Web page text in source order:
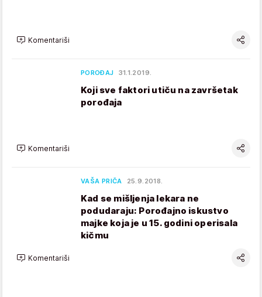
Komentariši
POROĐAJ 31.1.2019.
Koji sve faktori utiču na završetak
porođaja
Komentariši
VAŠA PRIČA 25.9.2018.
Kad se mišljenja lekara ne
podudaraju: Porođajno iskustvo
majke koja je u 15. godini operisala
kičmu
Komentariši